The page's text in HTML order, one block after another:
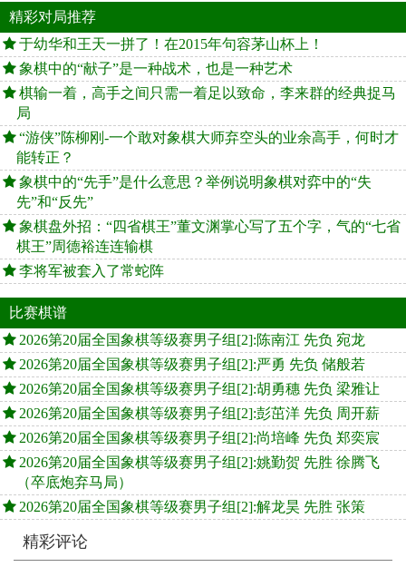
精彩对局推荐
于幼华和王天一拼了！在2015年句容茅山杯上！
象棋中的“献子”是一种战术，也是一种艺术
棋输一着，高手之间只需一着足以致命，李来群的经典捉马
局
“游侠”陈柳刚-一个敢对象棋大师弃空头的业余高手，何时才
能转正？
象棋中的“先手”是什么意思？举例说明象棋对弈中的“失
先”和“反先”
象棋盘外招：“四省棋王”董文渊掌心写了五个字，气的“七省
棋王”周德裕连连输棋
李将军被套入了常蛇阵
比赛棋谱
2026第20届全国象棋等级赛男子组[2]:陈南江 先负 宛龙
2026第20届全国象棋等级赛男子组[2]:严勇 先负 储般若
2026第20届全国象棋等级赛男子组[2]:胡勇穗 先负 梁雅让
2026第20届全国象棋等级赛男子组[2]:彭茁洋 先负 周开薪
2026第20届全国象棋等级赛男子组[2]:尚培峰 先负 郑奕宸
2026第20届全国象棋等级赛男子组[2]:姚勤贺 先胜 徐腾飞
（卒底炮弃马局）
2026第20届全国象棋等级赛男子组[2]:解龙昊 先胜 张策
精彩评论